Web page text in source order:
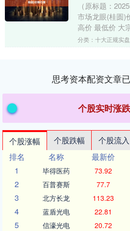
（原标题：
市场龙眼(桂圆)
高价 最低价 大
产品有限公司
分类：十大正规实
思考资本配资文章
个股实时涨
个股涨幅 个股跌幅 个股流入
排名
名称 最新价
1
毕得医药 73.92
2 百普赛斯 77.7
3 北方长龙 113.23
4 蓝盾光电 22.81
5 信濠光电 20.72